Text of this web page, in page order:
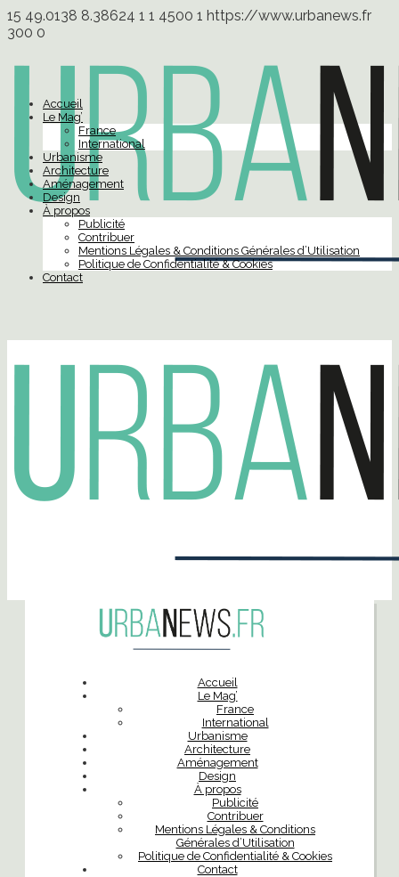
15 49.0138 8.38624 1 1 4500 1 https://www.urbanews.fr
300 0
Accueil
Le Mag’
France
International
Urbanisme
Architecture
Aménagement
Design
À propos
Publicité
Contribuer
Mentions Légales & Conditions Générales d’Utilisation
Politique de Confidentialité & Cookies
Contact
Accueil
Le Mag’
France
International
Urbanisme
Architecture
Aménagement
Design
À propos
Publicité
Contribuer
Mentions Légales & Conditions
Générales d’Utilisation
Politique de Confidentialité & Cookies
Contact